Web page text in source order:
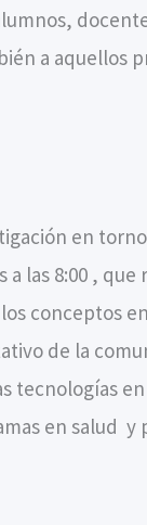
a aquellos
en
las 8:00 , que
conceptos
de la
tecnologías
en salud y